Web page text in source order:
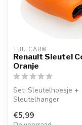
TBU CAR®
Renault Sleutel
Oranje
Set: Sleutelhoesje +
Sleutelhanger
€5,99